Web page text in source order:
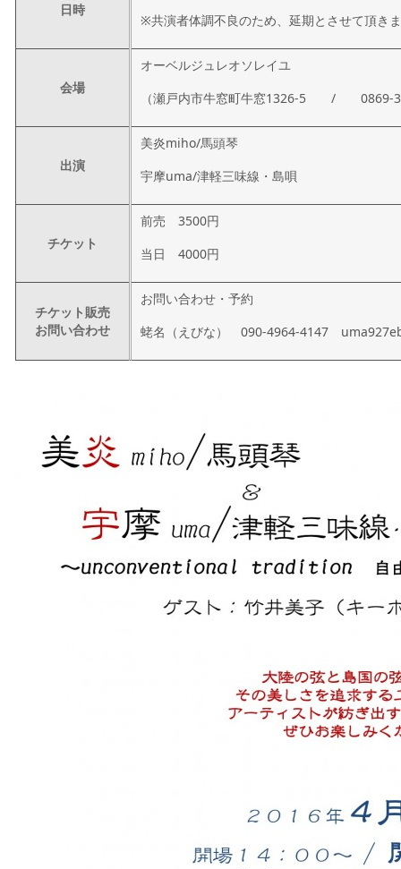
日時
※共演者体調不良のため、延期とさせて頂き
会場
オーベルジュレオソレイユ
（瀬戸内市牛窓町牛窓1326-5 / 0869-
出演
美炎miho/馬頭琴
宇摩uma/津軽三味線・島唄
チケット
前売 3500円
当日 4000円
チケット販売
お問い合わせ
お問い合わせ・予約
蛯名（えびな） 090-4964-4147